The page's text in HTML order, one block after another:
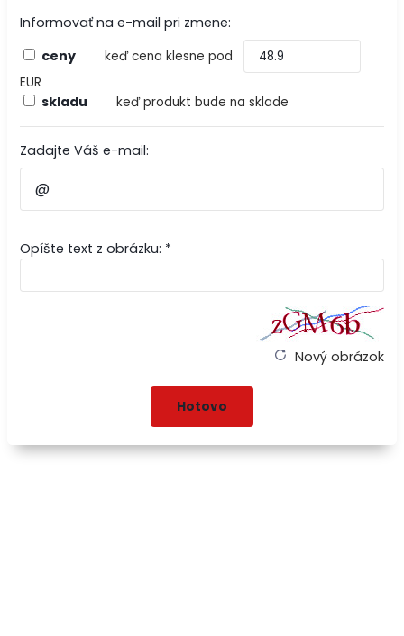
Informovať na e-mail pri zmene:
ceny
keď cena klesne pod
EUR
skladu keď produkt bude na sklade
Zadajte Váš e-mail:
Opíšte text z obrázku: *
Nový obrázok